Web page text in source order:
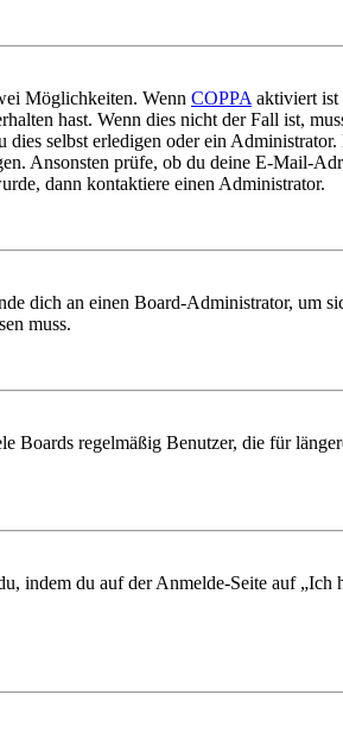
Möglichkeiten. Wenn COPPA aktiviert ist
hast. Wenn dies nicht der Fall ist,
selbst erledigen oder ein
Ansonsten prüfe, ob du deine E-Mail-
dann kontaktiere einen Administrator.
dich an einen Board-Administrator, um
muss.
Boards regelmäßig Benutzer, die für
indem du auf der Anmelde-Seite auf „Ich